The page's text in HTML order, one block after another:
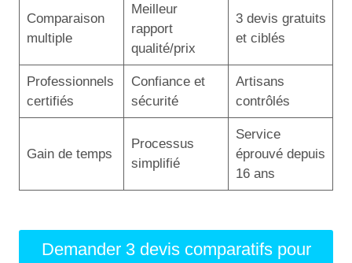
Comparaison
multiple
Meilleur
rapport
qualité/prix
3 devis gratuits
et ciblés
Professionnels
certifiés
Confiance et
sécurité
Artisans
contrôlés
Gain de temps
Processus
simplifié
Service
éprouvé depuis
16 ans
Demander 3 devis comparatifs pour